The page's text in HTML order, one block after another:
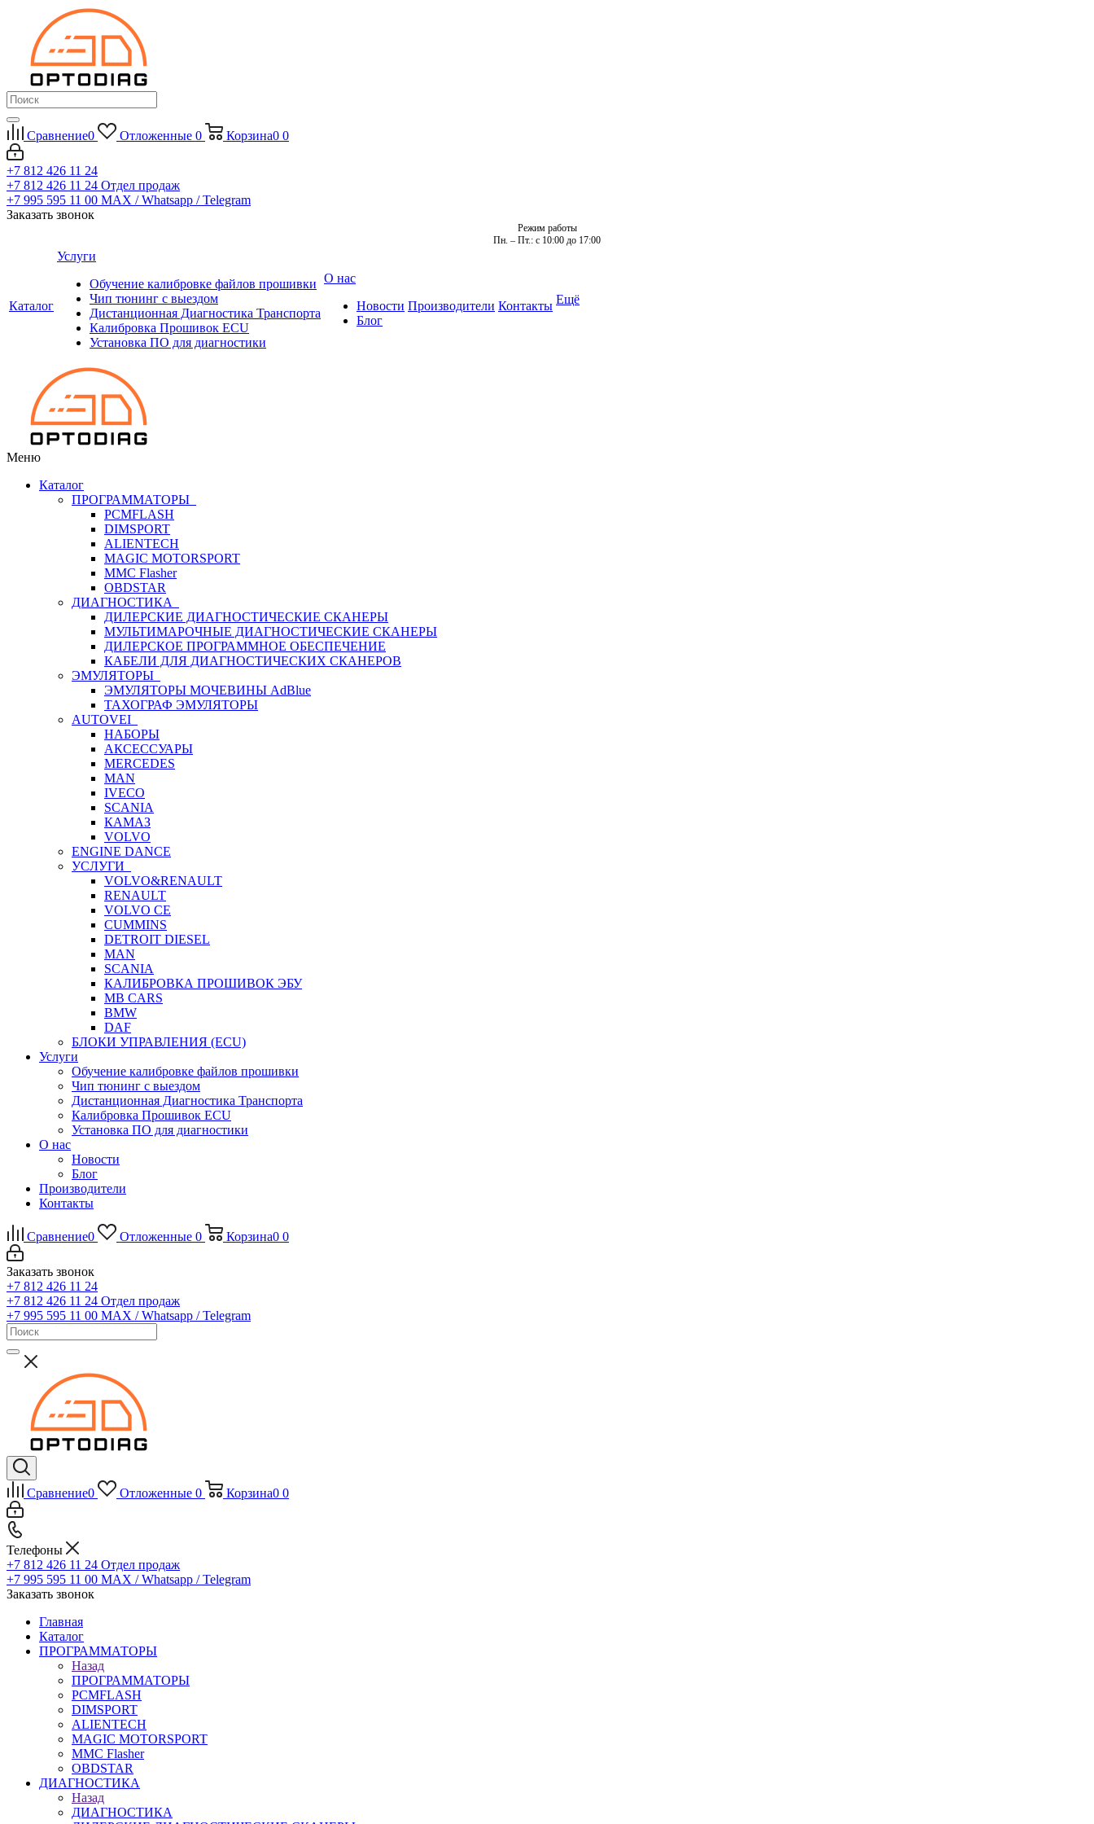
Сравнение0 Отложенные 0 Корзина0 0
+7 812 426 11 24
+7 812 426 11 24 Отдел продаж
+7 995 595 11 00 MAX / Whatsapp / Telegram
Заказать звонок
Режим работы
Пн. – Пт.: с 10:00 до 17:00
Каталог
Услуги
Обучение калибровке файлов прошивки
Чип тюнинг с выездом
Дистанционная Диагностика Транспорта
Калибровка Прошивок ECU
Установка ПО для диагностики
О нас
Новости
Блог
Производители Контакты Ещё
Меню
Каталог
ПРОГРАММАТОРЫ
PCMFLASH
DIMSPORT
ALIENTECH
MAGIC MOTORSPORT
MMC Flasher
OBDSTAR
ДИАГНОСТИКА
ДИЛЕРСКИЕ ДИАГНОСТИЧЕСКИЕ СКАНЕРЫ
МУЛЬТИМАРОЧНЫЕ ДИАГНОСТИЧЕСКИЕ СКАНЕРЫ
ДИЛЕРСКОЕ ПРОГРАММНОЕ ОБЕСПЕЧЕНИЕ
КАБЕЛИ ДЛЯ ДИАГНОСТИЧЕСКИХ СКАНЕРОВ
ЭМУЛЯТОРЫ
ЭМУЛЯТОРЫ МОЧЕВИНЫ АdBlue
ТАХОГРАФ ЭМУЛЯТОРЫ
AUTOVEI
НАБОРЫ
АКСЕССУАРЫ
MERCEDES
MAN
IVECO
SCANIA
КАМАЗ
VOLVO
ENGINE DANCE
УСЛУГИ
VOLVO&RENAULT
RENAULT
VOLVO CE
CUMMINS
DETROIT DIESEL
MAN
SCANIA
КАЛИБРОВКА ПРОШИВОК ЭБУ
MB CARS
BMW
DAF
БЛОКИ УПРАВЛЕНИЯ (ECU)
Услуги
Обучение калибровке файлов прошивки
Чип тюнинг с выездом
Дистанционная Диагностика Транспорта
Калибровка Прошивок ECU
Установка ПО для диагностики
О нас
Новости
Блог
Производители
Контакты
Сравнение0 Отложенные 0 Корзина0 0
Заказать звонок
+7 812 426 11 24
+7 812 426 11 24 Отдел продаж
+7 995 595 11 00 MAX / Whatsapp / Telegram
Сравнение0 Отложенные 0 Корзина0 0
Телефоны
+7 812 426 11 24 Отдел продаж
+7 995 595 11 00 MAX / Whatsapp / Telegram
Заказать звонок
Главная
Каталог
ПРОГРАММАТОРЫ
Назад
ПРОГРАММАТОРЫ
PCMFLASH
DIMSPORT
ALIENTECH
MAGIC MOTORSPORT
MMC Flasher
OBDSTAR
ДИАГНОСТИКА
Назад
ДИАГНОСТИКА